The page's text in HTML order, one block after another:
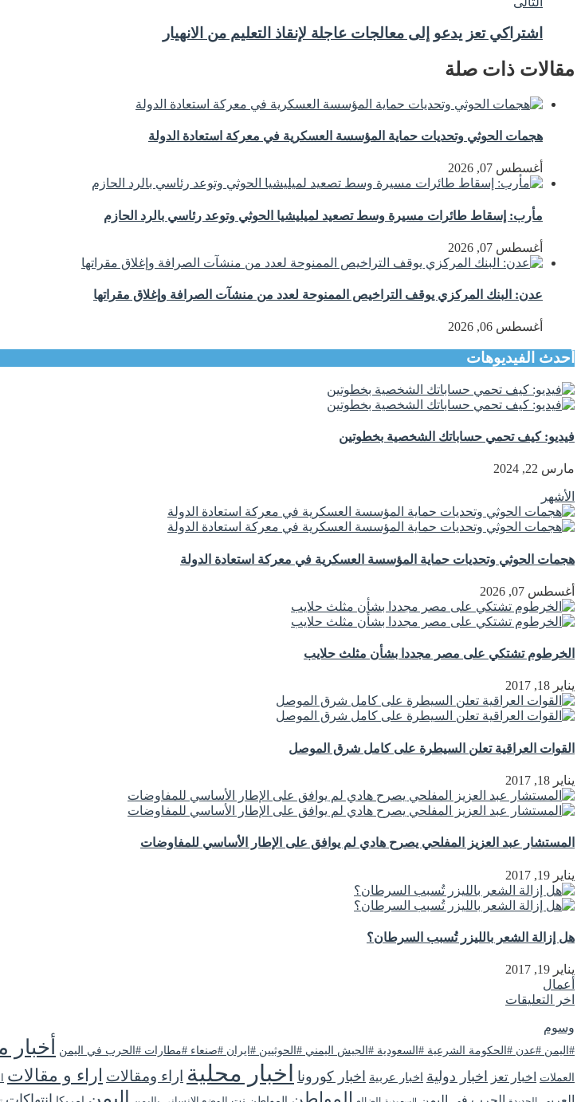
اشتراكي تعز يدعو إلى معالجات عاجلة لإنقاذ التعليم من الانهيار
مقالات ذات صلة
هجمات الحوثي وتحديات حماية المؤسسة العسكرية في معركة استعادة الدولة
أغسطس 07, 2026
مأرب: إسقاط طائرات مسيرة وسط تصعيد لميليشيا الحوثي وتوعد رئاسي بالرد الحازم
أغسطس 07, 2026
عدن: البنك المركزي يوقف التراخيص الممنوحة لعدد من منشآت الصرافة وإغلاق مقراتها
أغسطس 06, 2026
أحدث الفيديوهات
فيديو: كيف تحمي حساباتك الشخصية بخطوتين
مارس 22, 2024
الأشهر
هجمات الحوثي وتحديات حماية المؤسسة العسكرية في معركة استعادة الدولة
أغسطس 07, 2026
الخرطوم تشتكي على مصر مجددا بشأن مثلث حلايب
يناير 18, 2017
القوات العراقية تعلن السيطرة على كامل شرق الموصل
يناير 18, 2017
المستشار عبد العزيز المفلحي يصرح هادي لم يوافق على الإطار الأساسي للمفاوضات
يناير 19, 2017
هل إزالة الشعر بالليزر تُسبب السرطان؟
يناير 19, 2017
أعمال
اخر التعليقات
وسوم
#اليمن #عدن #الحكومة الشرعية #السعودية #الجيش اليمني #الحوثيين #ايران #صنعاء #مطارات #الحرب في اليمن أخبار
العملات اخبار تعز اخبار دولية اخبار عربية اخبار كورونا اخبار محلية اراء ومقالات اراء و مقالات
اليمن